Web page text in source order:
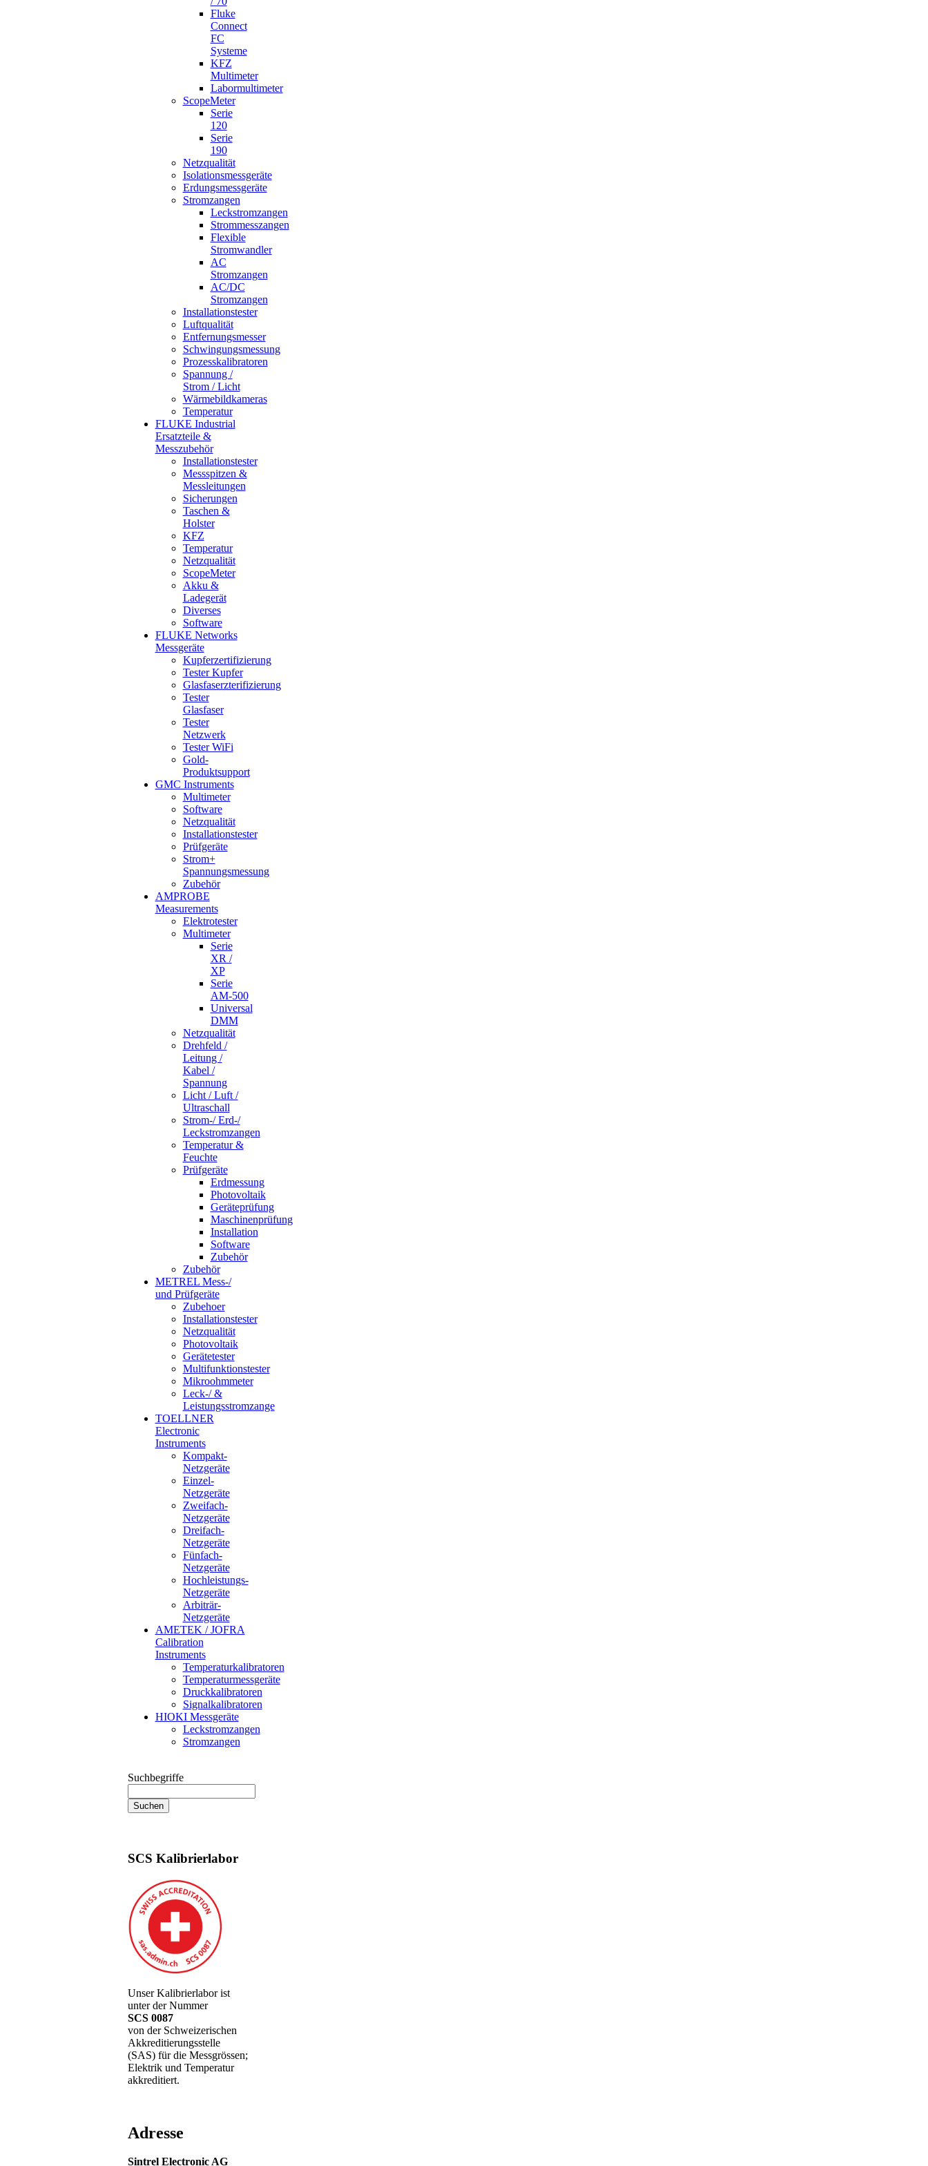
Fluke
Connect
FC
Systeme
KFZ
Multimeter
Labormultimeter
ScopeMeter
Serie
120
Serie
190
Netzqualität
Isolationsmessgeräte
Erdungsmessgeräte
Stromzangen
Leckstromzangen
Strommesszangen
Flexible
Stromwandler
AC
Stromzangen
AC/DC
Stromzangen
Installationstester
Luftqualität
Entfernungsmesser
Schwingungsmessung
Prozesskalibratoren
Spannung /
Strom / Licht
Wärmebildkameras
Temperatur
FLUKE Industrial
Ersatzteile &
Messzubehör
Installationstester
Messspitzen &
Messleitungen
Sicherungen
Taschen &
Holster
KFZ
Temperatur
Netzqualität
ScopeMeter
Akku &
Ladegerät
Diverses
Software
FLUKE Networks
Messgeräte
Kupferzertifizierung
Tester Kupfer
Glasfaserzterifizierung
Tester
Glasfaser
Tester
Netzwerk
Tester WiFi
Gold-
Produktsupport
GMC Instruments
Multimeter
Software
Netzqualität
Installationstester
Prüfgeräte
Strom+
Spannungsmessung
Zubehör
AMPROBE
Measurements
Elektrotester
Multimeter
Serie
XR /
XP
Serie
AM-500
Universal
DMM
Netzqualität
Drehfeld /
Leitung /
Kabel /
Spannung
Licht / Luft /
Ultraschall
Strom-/ Erd-/
Leckstromzangen
Temperatur &
Feuchte
Prüfgeräte
Erdmessung
Photovoltaik
Geräteprüfung
Maschinenprüfung
Installation
Software
Zubehör
Zubehör
METREL Mess-/
und Prüfgeräte
Zubehoer
Installationstester
Netzqualität
Photovoltaik
Gerätetester
Multifunktionstester
Mikroohmmeter
Leck-/ &
Leistungsstromzange
TOELLNER
Electronic
Instruments
Kompakt-
Netzgeräte
Einzel-
Netzgeräte
Zweifach-
Netzgeräte
Dreifach-
Netzgeräte
Fünfach-
Netzgeräte
Hochleistungs-
Netzgeräte
Arbiträr-
Netzgeräte
AMETEK / JOFRA
Calibration
Instruments
Temperaturkalibratoren
Temperaturmessgeräte
Druckkalibratoren
Signalkalibratoren
HIOKI Messgeräte
Leckstromzangen
Stromzangen
Suchbegriffe
SCS Kalibrierlabor
Unser Kalibrierlabor ist
unter der Nummer
SCS 0087
von der Schweizerischen
Akkreditierungsstelle
(SAS) für die Messgrössen;
Elektrik und Temperatur
akkreditiert.
Adresse
Sintrel Electronic AG